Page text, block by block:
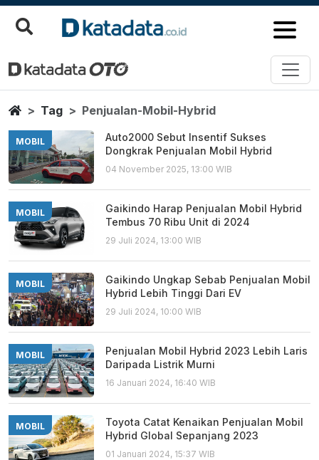
Penjualan Mobil Hybrid
Berita Terbaru
HomeTag Penjualan-Mobil-Hybrid
MOBIL
Auto2000 Sebut Insentif Sukses
Dongkrak Penjualan Mobil Hybrid
04 November 2025, 13:00 WIB
MOBIL
Gaikindo Harap Penjualan Mobil Hybrid
Tembus 70 Ribu Unit di 2024
29 Juli 2024, 13:00 WIB
MOBIL
Gaikindo Ungkap Sebab Penjualan Mobil
Hybrid Lebih Tinggi Dari EV
29 Juli 2024, 10:00 WIB
MOBIL
Penjualan Mobil Hybrid 2023 Lebih Laris
Daripada Listrik Murni
16 Januari 2024, 16:40 WIB
MOBIL
Toyota Catat Kenaikan Penjualan Mobil
Hybrid Global Sepanjang 2023
01 Januari 2024, 15:37 WIB